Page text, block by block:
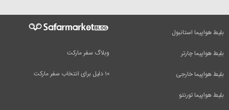
وبلاگ سفر مارکت
۱۰ دلیل برای انتخاب سفر مارکت
بلیط هواپیما استانبول
بلیط هواپیما چارتر
بلیط هواپیما خارجی
بلیط هواپیما تورنتو